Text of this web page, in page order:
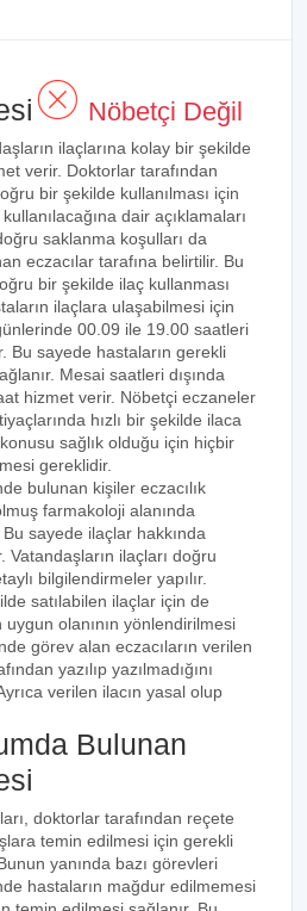
Nöbetçi Değil
ilaçlarına kolay bir şekilde
verir. Doktorlar tarafından
bir şekilde kullanılması için
dair açıklamaları
saklanma koşulları da
eczacılar tarafına belirtilir. Bu
bir şekilde ilaç kullanması
ilaçlara ulaşabilmesi için
00.09 ile 19.00 saatleri
Bu sayede hastaların gerekli
Mesai saatleri dışında
hizmet verir. Nöbetçi eczaneler
hızlı bir şekilde ilaca
sağlık olduğu için hiçbir
gereklidir.
bulunan kişiler eczacılık
farmakoloji alanında
sayede ilaçlar hakkında
Vatandaşların ilaçları doğru
bilgilendirmeler yapılır.
satılabilen ilaçlar için de
uygun olanının yönlendirilmesi
görev alan eczacıların verilen
yazılıp yazılmadığını
verilen ilacın yasal olup
Bulunan
doktorlar tarafından reçete
temin edilmesi için gerekli
yanında bazı görevleri
hastaların mağdur edilmemesi